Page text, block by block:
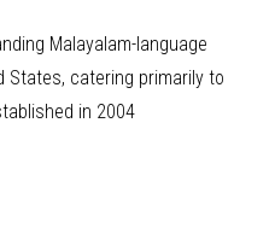
Malayalam-language
States, catering primarily to
in 2004